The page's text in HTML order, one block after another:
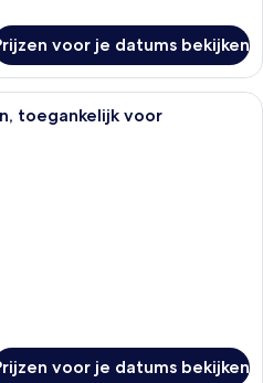
voor je datums bekijken
Een hotelkamer met twee bedden,
toegankelijk voor
voor je datums bekijken